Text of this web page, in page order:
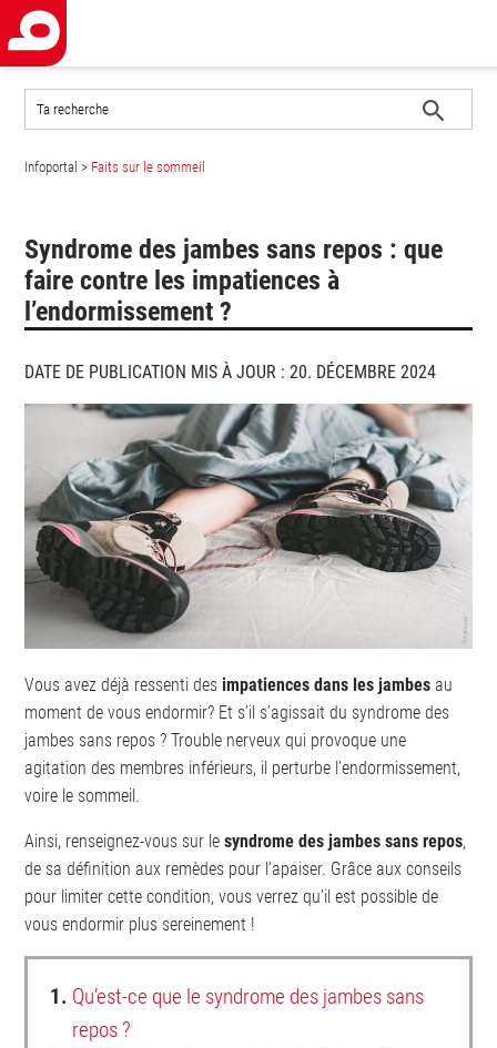
Rechercher
sur
site
la
Infoportal > Faits sur le sommeil
Syndrome des jambes sans repos : que
faire contre les impatiences à
l’endormissement ?
DATE DE PUBLICATION MIS À JOUR : 20. DÉCEMBRE 2024
Vous avez déjà ressenti desimpatiences dans les jambesau
moment de vous endormir? Et s’il s’agissait du syndrome des
jambes sans repos ? Trouble nerveux qui provoque une
agitation des membres inférieurs, il perturbe l’endormissement,
voire le sommeil.
Ainsi, renseignez-vous sur lesyndrome des jambes sans repos,
de sa définition aux remèdes pour l’apaiser. Grâce aux conseils
pour limiter cette condition, vous verrez qu’il est possible de
vous endormir plus sereinement !
1. Qu’est-ce que le syndrome des jambes sans
repos ?